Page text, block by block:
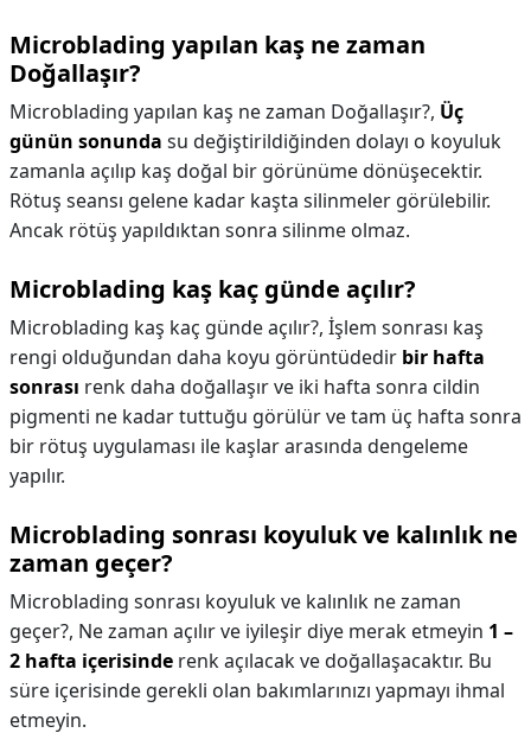
Microblading yapılan kaş ne zaman
Doğallaşır?
Microblading yapılan kaş ne zaman Doğallaşır?, Üç
günün sonunda su değiştirildiğinden dolayı o koyuluk
zamanla açılıp kaş doğal bir görünüme dönüşecektir.
Rötuş seansı gelene kadar kaşta silinmeler görülebilir.
Ancak rötüş yapıldıktan sonra silinme olmaz.
Microblading kaş kaç günde açılır?
Microblading kaş kaç günde açılır?, İşlem sonrası kaş
rengi olduğundan daha koyu görüntüdedir bir hafta
sonrası renk daha doğallaşır ve iki hafta sonra cildin
pigmenti ne kadar tuttuğu görülür ve tam üç hafta sonra
bir rötuş uygulaması ile kaşlar arasında dengeleme
yapılır.
Microblading sonrası koyuluk ve kalınlık ne
zaman geçer?
Microblading sonrası koyuluk ve kalınlık ne zaman
geçer?, Ne zaman açılır ve iyileşir diye merak etmeyin 1 –
2 hafta içerisinde renk açılacak ve doğallaşacaktır. Bu
süre içerisinde gerekli olan bakımlarınızı yapmayı ihmal
etmeyin.